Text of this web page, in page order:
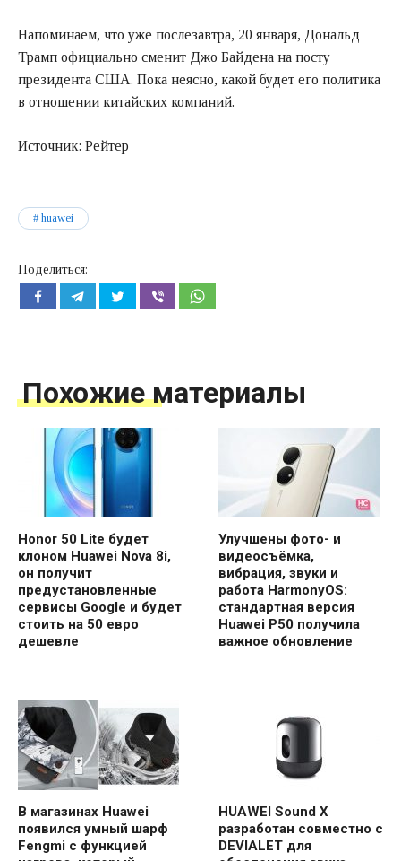
Напоминаем, что уже послезавтра, 20 января, Дональд
Трамп официально сменит Джо Байдена на посту
президента США. Пока неясно, какой будет его политика
в отношении китайских компаний.
Источник: Рейтер
huawei
Поделиться:
Похожие материалы
Honor 50 Lite будет
клоном Huawei Nova 8i,
он получит
предустановленные
сервисы Google и будет
стоить на 50 евро
дешевле
Улучшены фото- и
видеосъёмка,
вибрация, звуки и
работа HarmonyOS:
стандартная версия
Huawei P50 получила
важное обновление
В магазинах Huawei
появился умный шарф
Fengmi с функцией
HUAWEI Sound X
разработан совместно с
DEVIALET для